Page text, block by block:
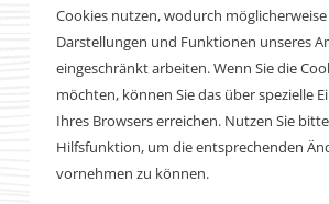
Cookies nutzen, wodurch möglicherweise
Darstellungen und Funktionen unseres
eingeschränkt arbeiten. Wenn Sie die
möchten, können Sie das über spezielle
Ihres Browsers erreichen. Nutzen Sie
Hilfsfunktion, um die entsprechenden
vornehmen zu können.